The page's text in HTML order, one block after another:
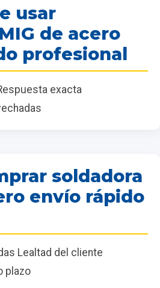
usar
de acero
profesional
exacta
soldadora
envío rápido
Lealtad del cliente
plazo